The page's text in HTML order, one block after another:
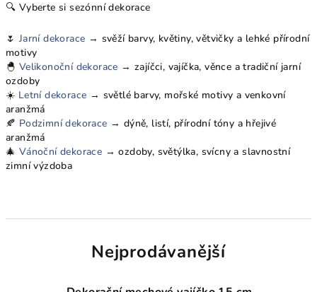
🔍 Vyberte si sezónní dekorace
🌷 Jarní dekorace → svěží barvy, květiny, větvičky a lehké přírodní
motivy
🐣 Velikonoční dekorace → zajíčci, vajíčka, věnce a tradiční jarní
ozdoby
☀️ Letní dekorace → světlé barvy, mořské motivy a venkovní
aranžmá
🍂 Podzimní dekorace → dýně, listí, přírodní tóny a hřejivé
aranžmá
🎄 Vánoční dekorace → ozdoby, světýlka, svícny a slavnostní
zimní výzdoba
Nejprodávanější